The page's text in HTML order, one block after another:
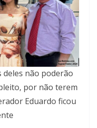
não poderão
por não terem
Eduardo ficou